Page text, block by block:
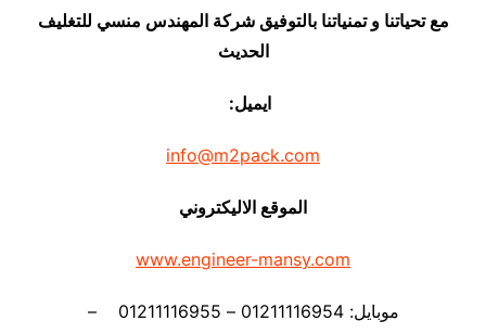
مع تحياتنا و تمنياتنا بالتوفيق شركة المهندس منسي للتغليف
الحديث
ايميل:
info@m2pack.com
الموقع الاليكتروني
www.engineer-mansy.com
موبايل: 01211116954 – 01211116955 –